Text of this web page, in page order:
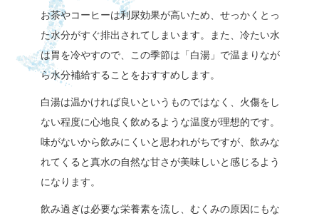
お茶やコーヒーは利尿効果が高いため、せっかくとっ
た水分がすぐ排出されてしまいます。また、冷たい水
は胃を冷やすので、この季節は「白湯」で温まりなが
ら水分補給することをおすすめします。
白湯は温かければ良いというものではなく、火傷をし
ない程度に心地良く飲めるような温度が理想的です。
味がないから飲みにくいと思われがちですが、飲みな
れてくると真水の自然な甘さが美味しいと感じるよう
になります。
飲み過ぎは必要な栄養素を流し、むくみの原因にもな